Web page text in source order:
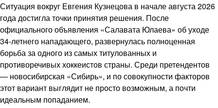
Ситуация вокруг Евгения Кузнецова в начале августа 2026
года достигла точки принятия решения. После
официального объявления «Салавата Юлаева» об уходе
34-летнего нападающего, развернулась полноценная
борьба за одного из самых титулованных и
противоречивых хоккеистов страны. Среди претендентов
— новосибирская «Сибирь», и по совокупности факторов
этот вариант выглядит не просто возможным, а почти
идеальным попаданием.